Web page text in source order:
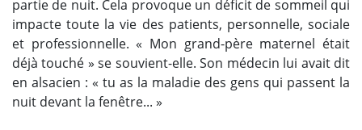
partie de nuit. Cela provoque un déficit de sommeil qui
impacte toute la vie des patients, personnelle, sociale
et professionnelle. « Mon grand-père maternel était
déjà touché » se souvient-elle. Son médecin lui avait dit
en alsacien : « tu as la maladie des gens qui passent la
nuit devant la fenêtre... »